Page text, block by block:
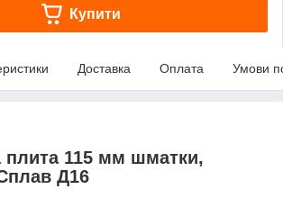
Купити
Доставка Оплата Умови
плита 115 мм шматки,
Д16